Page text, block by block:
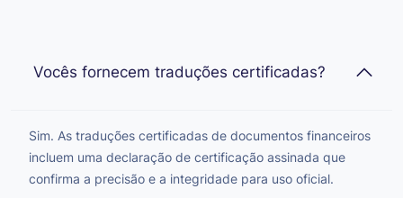
Vocês fornecem traduções certificadas?
Sim. As traduções certificadas de documentos financeiros
incluem uma declaração de certificação assinada que
confirma a precisão e a integridade para uso oficial.